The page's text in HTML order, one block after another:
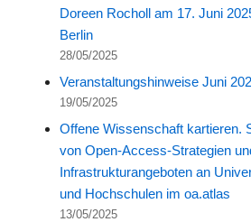
Doreen Rocholl am 17. Juni
Berlin
28/05/2025
Veranstaltungshinweise Juni
19/05/2025
Offene Wissenschaft kartieren.
von Open-Access-Strategien
Infrastrukturangeboten an
und Hochschulen im oa.atlas
13/05/2025